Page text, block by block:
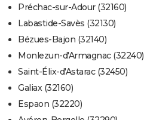
Préchac-sur-Adour (32160)
Labastide-Savès (32130)
Bézues-Bajon (32140)
Monlezun-d'Armagnac (32240)
Saint-Élix-d'Astarac (32450)
Galiax (32160)
Espaon (32220)